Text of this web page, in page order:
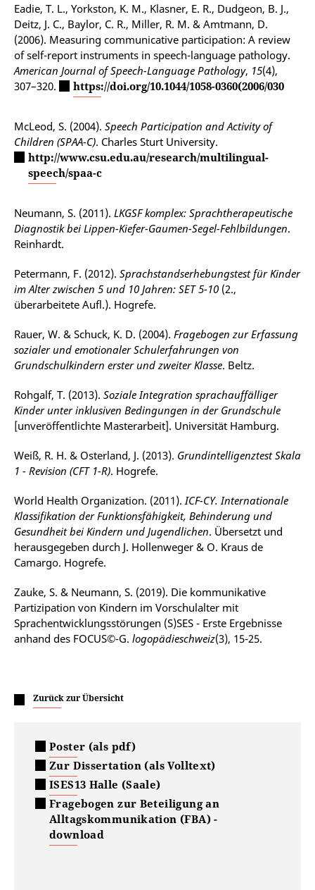
Eadie, T. L., Yorkston, K. M., Klasner, E. R., Dudgeon, B. J.,
Deitz, J. C., Baylor, C. R., Miller, R. M. & Amtmann, D.
(2006). Measuring communicative participation: A review
of self-report instruments in speech-language pathology.
American Journal of Speech-Language Pathology, 15(4),
307–320.
https://doi.org/10.1044/1058-0360(2006/030
McLeod, S. (2004). Speech Participation and Activity of
Children (SPAA-C). Charles Sturt University.
http://www.csu.edu.au/research/multilingual-
speech/spaa-c
Neumann, S. (2011). LKGSF komplex: Sprachtherapeutische
Diagnostik bei Lippen-Kiefer-Gaumen-Segel-Fehlbildungen.
Reinhardt.
Petermann, F. (2012). Sprachstandserhebungstest für Kinder
im Alter zwischen 5 und 10 Jahren: SET 5-10 (2.,
überarbeitete Aufl.). Hogrefe.
Rauer, W. & Schuck, K. D. (2004). Fragebogen zur Erfassung
sozialer und emotionaler Schulerfahrungen von
Grundschulkindern erster und zweiter Klasse. Beltz.
Rohgalf, T. (2013). Soziale Integration sprachauffälliger
Kinder unter inklusiven Bedingungen in der Grundschule
[unveröffentlichte Masterarbeit]. Universität Hamburg.
Weiß, R. H. & Osterland, J. (2013). Grundintelligenztest Skala
1 - Revision (CFT 1-R). Hogrefe.
World Health Organization. (2011).ICF-CY. Internationale
Klassifikation der Funktionsfähigkeit, Behinderung und
Gesundheit bei Kindern und Jugendlichen. Übersetzt und
herausgegeben durch J. Hollenweger & O. Kraus de
Camargo. Hogrefe.
Zauke, S. & Neumann, S. (2019). Die kommunikative
Partizipation von Kindern im Vorschulalter mit
Sprachentwicklungsstörungen (S)SES - Erste Ergebnisse
anhand des FOCUS©-G. logopädieschweiz(3), 15-25.
Zurück zur Übersicht
Poster (als pdf)
Zur Dissertation (als Volltext)
ISES13 Halle (Saale)
Fragebogen zur Beteiligung an
Alltagskommunikation (FBA) -
download